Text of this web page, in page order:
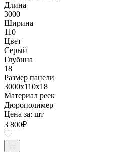
Длина
3000
Ширина
110
Цвет
Серый
Глубина
18
Размер панели
3000x110x18
Материал реек
Дюрополимер
Цена за: шт
3 800₽